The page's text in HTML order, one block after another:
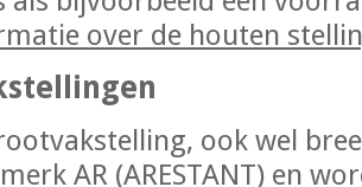
over de houten
ook wel
AR (ARESTANT) en